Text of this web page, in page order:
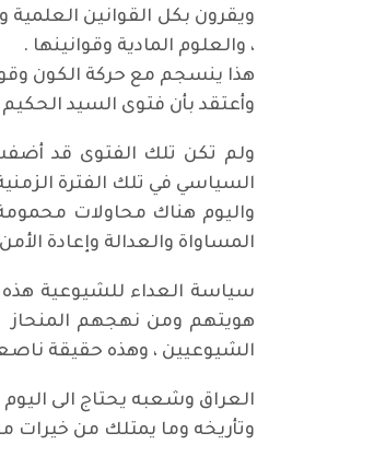
ويقرون بكل القوانين
، والعلوم المادية وقوانينها .
هذا ينسجم مع حركة الكون
وأعتقد بأن فتوى السيد
ولم تكن تلك الفتوى قد
السياسي في تلك الفترة
واليوم هناك محاولات
المساواة والعدالة وإعادة
سياسة العداء للشيوعية
هويتهم ومن نهجهم
الشيوعيين ، وهذه حقيقة
العراق وشعبه يحتاج الى
وتأريخه وما يمتلك من خيرات